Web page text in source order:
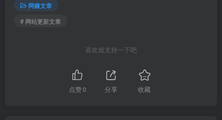
网赚文章
# 网站更新文章
喜欢就支持一下吧
点赞0 分享 收藏